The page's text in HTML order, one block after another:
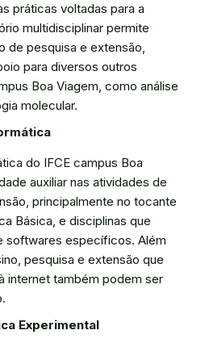
práticas voltadas para a
multidisciplinar permite
de pesquisa e extensão,
para diversos outros
Boa Viagem, como análise
molecular.
do IFCE campus Boa
auxiliar nas atividades de
principalmente no tocante
Básica, e disciplinas que
softwares específicos. Além
pesquisa e extensão que
internet também podem ser
Experimental